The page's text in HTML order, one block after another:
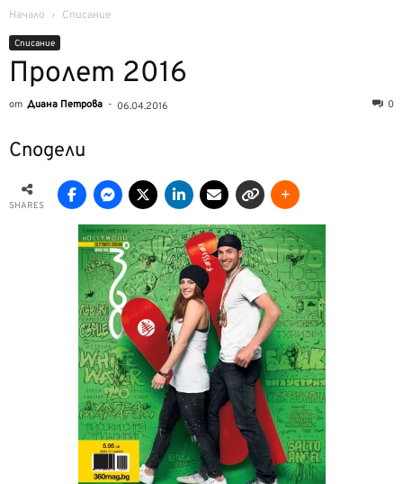
Начало Списание
Списание
Пролет 2016
от Диана Петрова - 06.04.2016 0
Сподели
SHARES